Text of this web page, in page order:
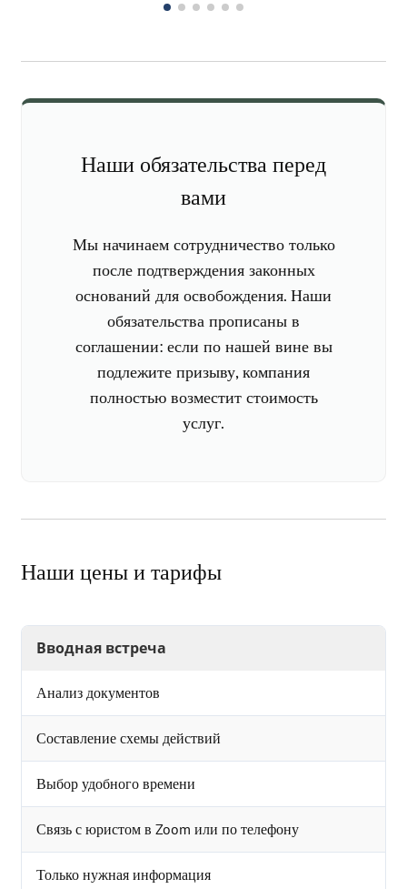
Наши обязательства перед
вами
Мы начинаем сотрудничество только
после подтверждения законных
оснований для освобождения. Наши
обязательства прописаны в
соглашении: если по нашей вине вы
подлежите призыву, компания
полностью возместит стоимость
услуг.
Наши цены и тарифы
Вводная встреча
Анализ документов
Составление схемы действий
Выбор удобного времени
Связь с юристом в Zoom или по телефону
Только нужная информация